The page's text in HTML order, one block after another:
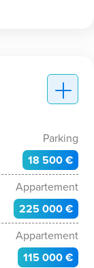
Parking
18 500 €
Appartement
225 000 €
Appartement
115 000 €